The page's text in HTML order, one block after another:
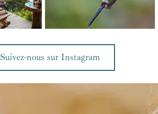
Suivez-nous sur Instagram